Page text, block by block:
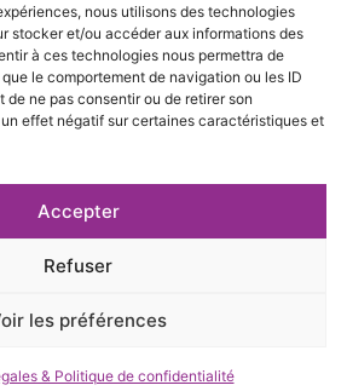
nous utilisons des technologies
stocker et/ou accéder aux informations des
à ces technologies nous permettra de
le comportement de navigation ou les ID
de ne pas consentir ou de retirer son
effet négatif sur certaines caractéristiques et
Accepter
Refuser
les préférences
& Politique de confidentialité